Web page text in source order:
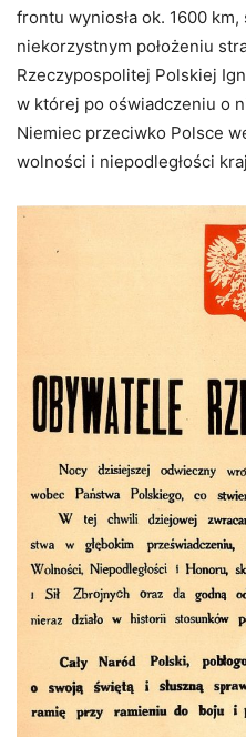
frontu wyniosła ok. 1600
niekorzystnym położeniu
Rzeczypospolitej Polskiej
w której po oświadczeniu o
Niemiec przeciwko Polsce
wolności i niepodległości